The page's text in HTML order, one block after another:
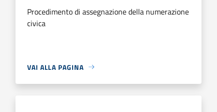
Procedimento di assegnazione della numerazione
civica
VAI ALLA PAGINA